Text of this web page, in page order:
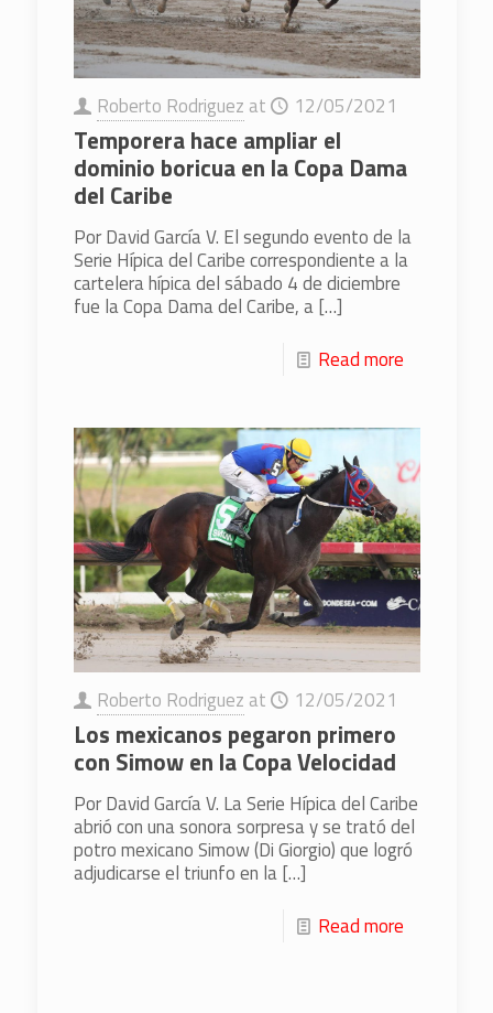
Roberto Rodriguez at 12/05/2021
Temporera hace ampliar el
dominio boricua en la Copa Dama
del Caribe
Por David García V. El segundo evento de la
Serie Hípica del Caribe correspondiente a la
cartelera hípica del sábado 4 de diciembre
fue la Copa Dama del Caribe, a[…]
Read more
Roberto Rodriguez at 12/05/2021
Los mexicanos pegaron primero
con Simow en la Copa Velocidad
Por David García V. La Serie Hípica del Caribe
abrió con una sonora sorpresa y se trató del
potro mexicano Simow (Di Giorgio) que logró
adjudicarse el triunfo en la[…]
Read more